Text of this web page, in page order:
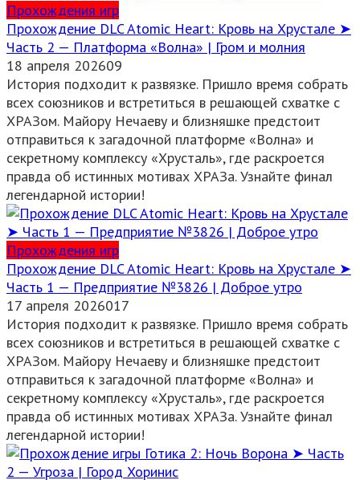
Прохождения игр
Прохождение DLC Atomic Heart: Кровь на Хрустале ➤
Часть 2 — Платформа «Волна» | Гром и молния
18 апреля 202609
История подходит к развязке. Пришло время собрать
всех союзников и встретиться в решающей схватке с
ХРАЗом. Майору Нечаеву и близняшке предстоит
отправиться к загадочной платформе «Волна» и
секретному комплексу «Хрусталь», где раскроется
правда об истинных мотивах ХРАЗа. Узнайте финал
легендарной истории!
Прохождения игр
Прохождение DLC Atomic Heart: Кровь на Хрустале ➤
Часть 1 — Предприятие №3826 | Доброе утро
17 апреля 2026017
История подходит к развязке. Пришло время собрать
всех союзников и встретиться в решающей схватке с
ХРАЗом. Майору Нечаеву и близняшке предстоит
отправиться к загадочной платформе «Волна» и
секретному комплексу «Хрусталь», где раскроется
правда об истинных мотивах ХРАЗа. Узнайте финал
легендарной истории!